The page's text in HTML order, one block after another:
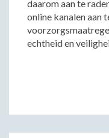
daarom aan te
online kanalen aan
echtheid en